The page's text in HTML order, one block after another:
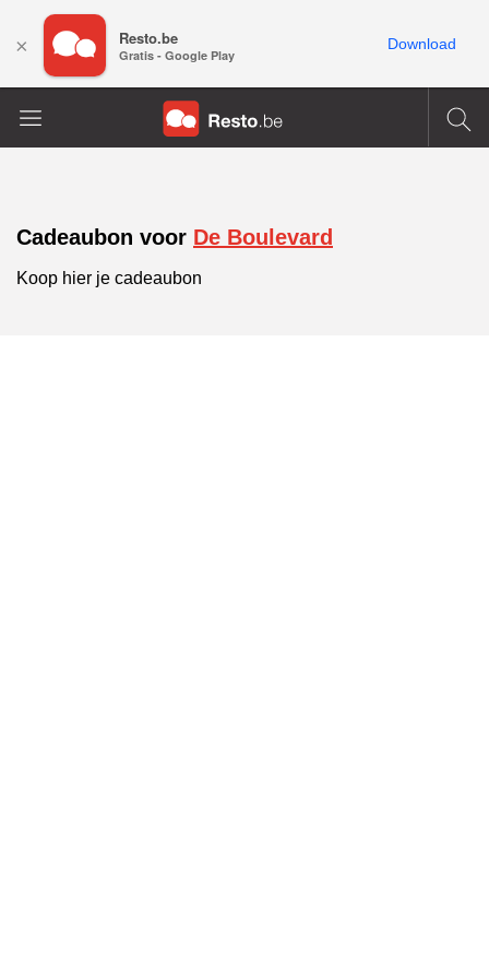
Cadeaubon voor De Boulevard
Koop hier je cadeaubon
× Resto.be
Gratis - Google Play
Download